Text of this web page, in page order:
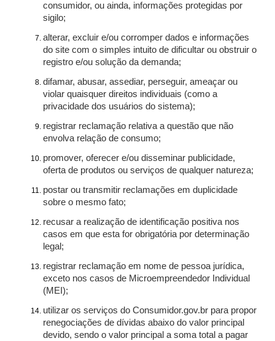
consumidor, ou ainda, informações protegidas por
sigilo;
alterar, excluir e/ou corromper dados e informações
do site com o simples intuito de dificultar ou obstruir o
registro e/ou solução da demanda;
difamar, abusar, assediar, perseguir, ameaçar ou
violar quaisquer direitos individuais (como a
privacidade dos usuários do sistema);
registrar reclamação relativa a questão que não
envolva relação de consumo;
promover, oferecer e/ou disseminar publicidade,
oferta de produtos ou serviços de qualquer natureza;
postar ou transmitir reclamações em duplicidade
sobre o mesmo fato;
recusar a realização de identificação positiva nos
casos em que esta for obrigatória por determinação
legal;
registrar reclamação em nome de pessoa jurídica,
exceto nos casos de Microempreendedor Individual
(MEI);
utilizar os serviços do Consumidor.gov.br para propor
renegociações de dívidas abaixo do valor principal
devido, sendo o valor principal a soma total a pagar